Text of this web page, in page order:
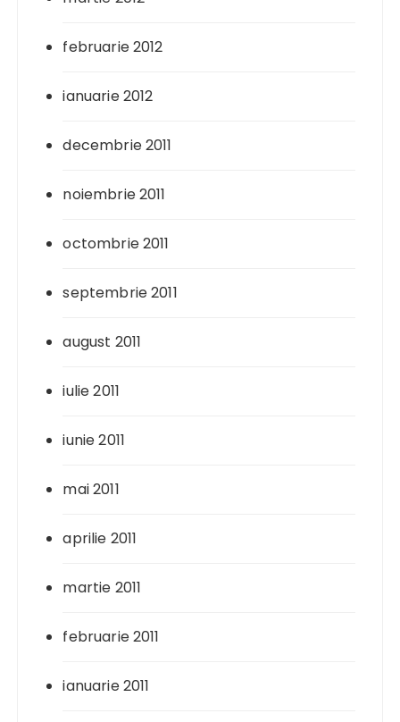
februarie 2012
ianuarie 2012
decembrie 2011
noiembrie 2011
octombrie 2011
septembrie 2011
august 2011
iulie 2011
iunie 2011
mai 2011
aprilie 2011
martie 2011
februarie 2011
ianuarie 2011